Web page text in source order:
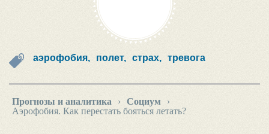
аэрофобия, полет, страх, тревога
Прогнозы и аналитика › Социум
›
Аэрофобия. Как перестать бояться летать?